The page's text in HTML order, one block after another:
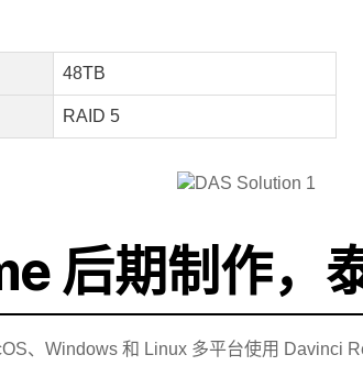
48TB
RAID 5
后期制作，
、Windows 和 Linux 多平台使用 Davinci